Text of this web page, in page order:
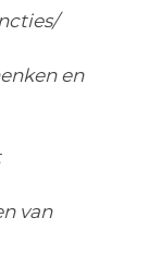
en
van